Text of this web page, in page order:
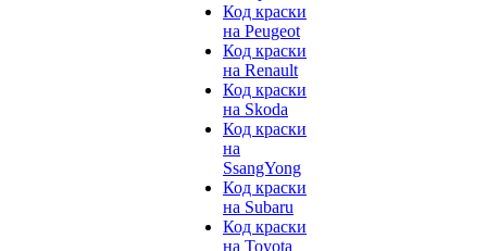
Код краски
на Peugeot
Код краски
на Renault
Код краски
на Skoda
Код краски
на
SsangYong
Код краски
на Subaru
Код краски
на Toyota